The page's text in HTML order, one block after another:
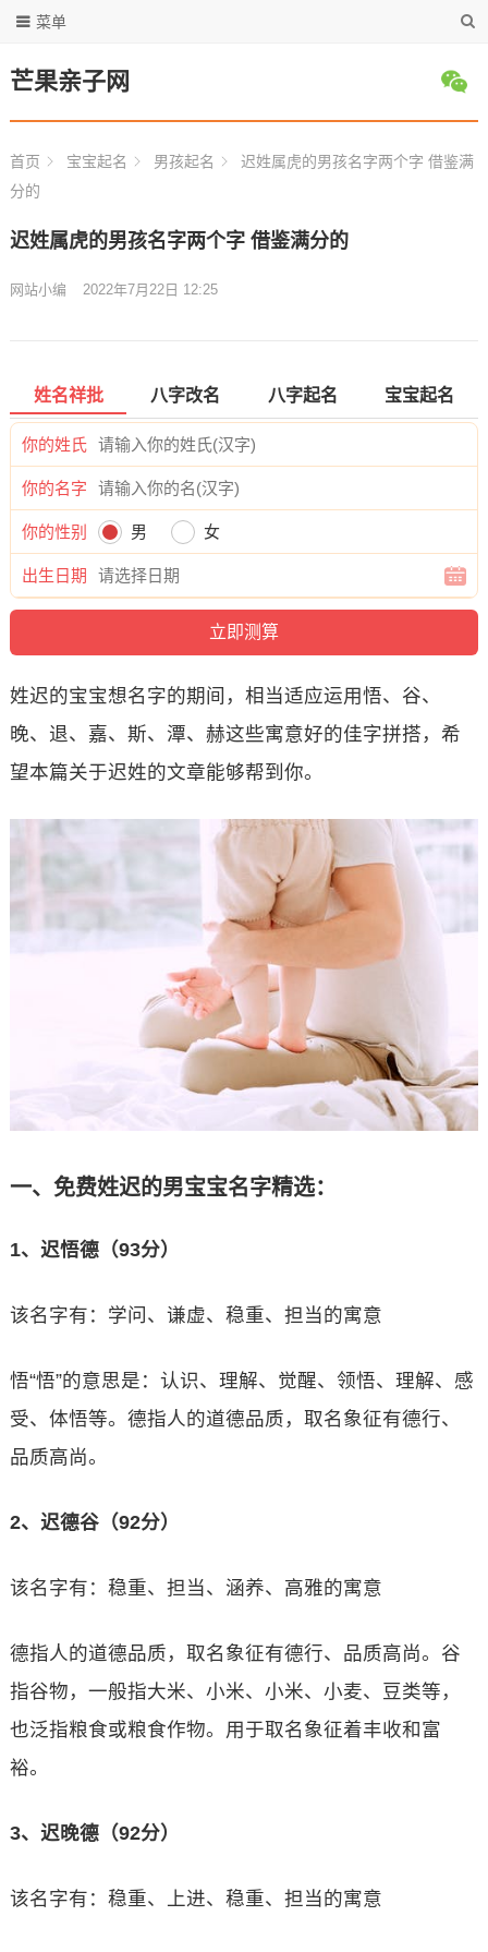
芒果亲子网
菜单
首页 宝宝起名 男孩起名
迟姓属虎的男孩名字两个字 借鉴满
分的
迟姓属虎的男孩名字两个字 借鉴满分的
网站小编 2022年7月22日 12:25
姓名祥批 八字改名 八字起名 宝宝起名
你的姓氏
你的名字
你的性别 男 女
出生日期
姓迟的宝宝想名字的期间，相当适应运用悟、谷、
晚、退、嘉、斯、潭、赫这些寓意好的佳字拼搭，希
望本篇关于迟姓的文章能够帮到你。
一、免费姓迟的男宝宝名字精选：
1、迟悟德（93分）
该名字有：学问、谦虚、稳重、担当的寓意
悟“悟”的意思是：认识、理解、觉醒、领悟、理解、感
受、体悟等。德指人的道德品质，取名象征有德行、
品质高尚。
2、迟德谷（92分）
该名字有：稳重、担当、涵养、高雅的寓意
德指人的道德品质，取名象征有德行、品质高尚。谷
指谷物，一般指大米、小米、小米、小麦、豆类等，
也泛指粮食或粮食作物。用于取名象征着丰收和富
裕。
3、迟晚德（92分）
该名字有：稳重、上进、稳重、担当的寓意